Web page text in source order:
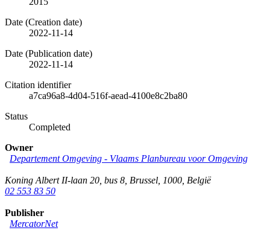
Date (Creation date)
2022-11-14
Date (Publication date)
2022-11-14
Citation identifier
a7ca96a8-4d04-516f-aead-4100e8c2ba80
Status
Completed
Owner
Departement Omgeving - Vlaams Planbureau voor Omgeving
Koning Albert II-laan 20, bus 8 Brussel 1000 België
02 553 83 50
Publisher
MercatorNet